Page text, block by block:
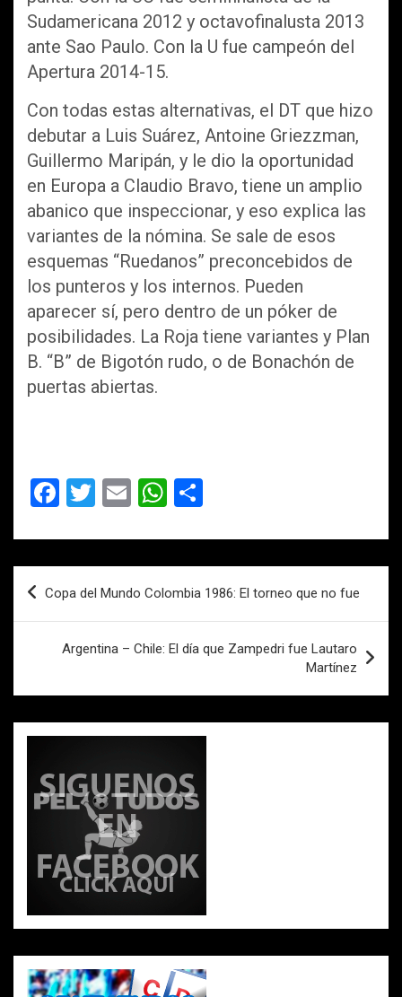
Sudamericana 2012 y octavofinalusta 2013
ante Sao Paulo. Con la U fue campeón del
Apertura 2014-15.
Con todas estas alternativas, el DT que hizo
debutar a Luis Suárez, Antoine Griezzman,
Guillermo Maripán, y le dio la oportunidad
en Europa a Claudio Bravo, tiene un amplio
abanico que inspeccionar, y eso explica las
variantes de la nómina. Se sale de esos
esquemas “Ruedanos” preconcebidos de
los punteros y los internos. Pueden
aparecer sí, pero dentro de un póker de
posibilidades. La Roja tiene variantes y Plan
B. “B” de Bigotón rudo, o de Bonachón de
puertas abiertas.
F
ce
o
o
k
T
tt
er
E
ail
W
at
A
p
p
m
p
ar
Navegación
de
Copa del Mundo Colombia 1986: El torneo que no fue
Argentina – Chile: El día que Zampedri fue Lautaro
Martínez